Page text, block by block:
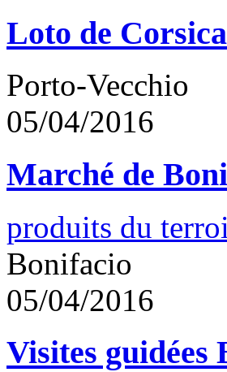
Loto de
Porto-Vecchio
05/04/2016
Marché de
produits du
Bonifacio
05/04/2016
Visites guidées